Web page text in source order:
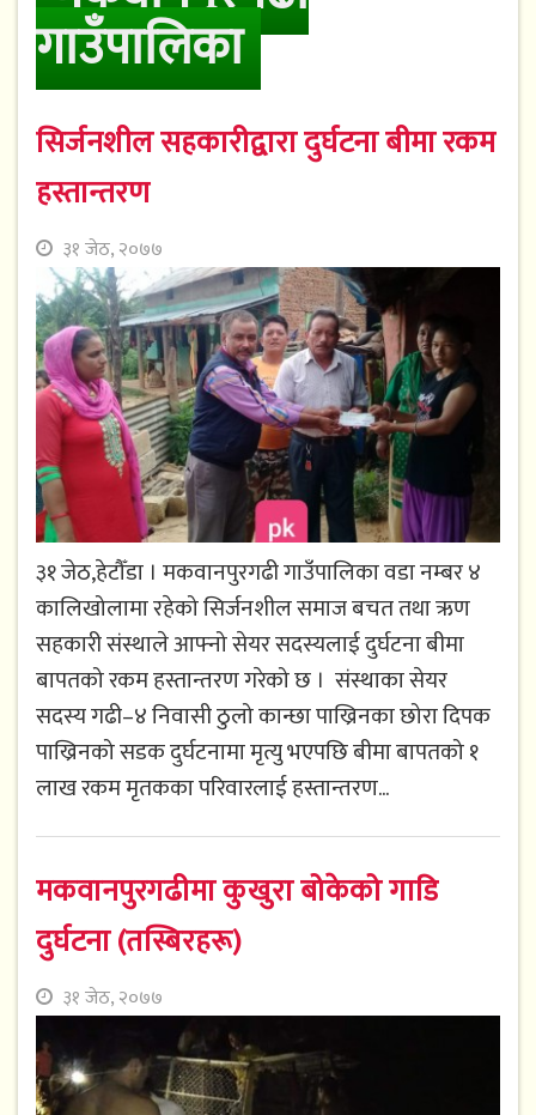
गाउँपालिका
सिर्जनशील सहकारीद्वारा दुर्घटना बीमा रकम
हस्तान्तरण
३१ जेठ, २०७७
३१ जेठ,हेटौँडा । मकवानपुरगढी गाउँपालिका वडा नम्बर ४
कालिखोलामा रहेको सिर्जनशील समाज बचत तथा ऋण
सहकारी संस्थाले आफ्नो सेयर सदस्यलाई दुर्घटना बीमा
बापतको रकम हस्तान्तरण गरेको छ । संस्थाका सेयर
सदस्य गढी–४ निवासी ठुलो कान्छा पाख्रिनका छोरा दिपक
पाख्रिनको सडक दुर्घटनामा मृत्यु भएपछि बीमा बापतको १
लाख रकम मृतकका परिवारलाई हस्तान्तरण...
मकवानपुरगढीमा कुखुरा बोकेको गाडि
दुर्घटना (तस्बिरहरू)
३१ जेठ, २०७७